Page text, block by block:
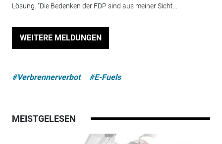
Lösung. "Die Bedenken der FDP sind aus meiner Sicht...
WEITERE MELDUNGEN
#Verbrennerverbot #E-Fuels
MEISTGELESEN